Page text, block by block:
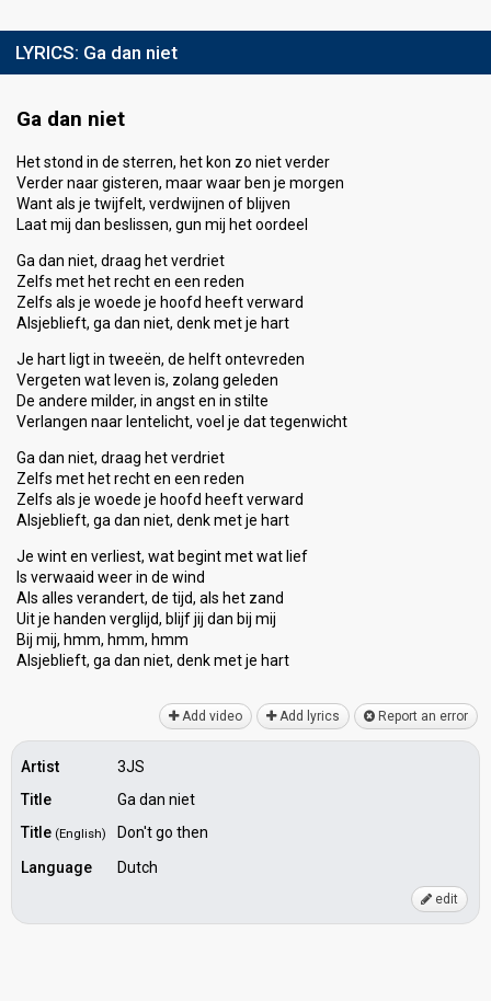
LYRICS: Ga dan niet
Ga dan niet
Het stond in de sterren, het kon zo niet verder
Verder naar gisteren, maar waar ben je morgen
Want als je twijfelt, verdwijnen of blijven
Laat mij dan beslissen, gun mij het oordeel
Ga dan niet, draag het verdriet
Zelfs met het recht en een reden
Zelfs als je woede je hoofd heeft verward
Alsjeblieft, ga dan niet, denk met je hart
Je hart ligt in tweeën, de helft ontevreden
Vergeten wat leven is, zolang geleden
De andere milder, in angst en in stilte
Verlangen naar lentelicht, voel je dat tegenwicht
Ga dan niet, draag het verdriet
Zelfs met het recht en een reden
Zelfs als je woede je hoofd heeft verward
Alsjeblieft, ga dan niet, denk met je hart
Je wint en verliest, wat begint met wat lief
Is verwaaid weer in de wind
Als alles verandert, de tijd, als het zand
Uit je handen verglijd, blijf jij dan bij mij
Bij mij, hmm, hmm, hmm
Alѕjeblieft, ga dan niet, denk met je hаrt
Add video Add lyrics Report an error
Artist
3JS
Title
Ga dan niet
Title (English)
Don't go then
Language
Dutch
edit